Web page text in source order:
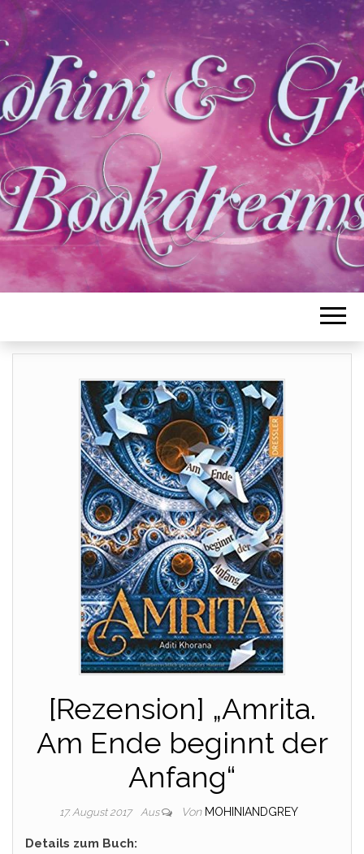
[Rezension] „Amrita.
Am Ende beginnt der
Anfang“
17. August 2017 Aus Von MOHINIANDGREY
Details zum Buch: